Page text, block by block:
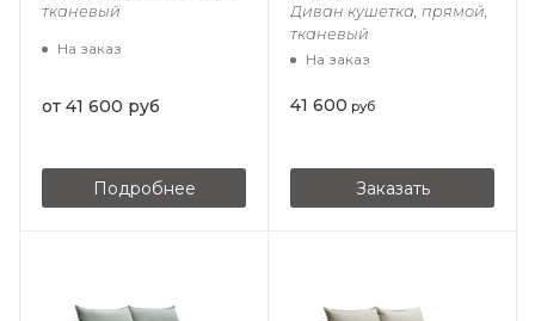
тканевый
На заказ
от 41 600 руб
Подробнее
Диван кушетка, прямой,
тканевый
На заказ
41 600 руб
Заказать